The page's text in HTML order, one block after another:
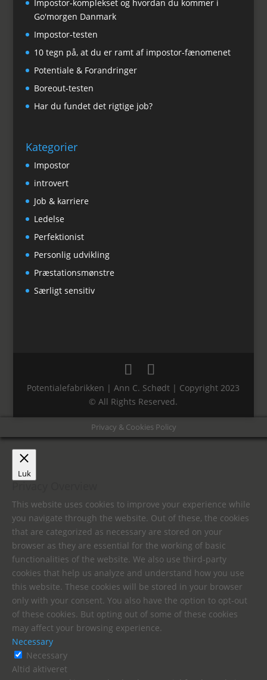
Impostor-komplekset og hvordan du kommer i
Go'morgen Danmark
Impostor-testen
10 tegn på, at du er ramt af impostor-fænomenet
Potentiale & Forandringer
Boreout-testen
Har du fundet det rigtige job?
Kategorier
Impostor
introvert
Job & karriere
Ledelse
Perfektionist
Personlig udvikling
Præstationsmønstre
Særligt sensitiv
Potentialefabrikken | Ann C. Schødt | Copyright 2023
© All Rights Reserved.
Privacy & Cookies Policy
Luk
This website uses cookies to improve your experience while
you navigate through the website. Out of these, the cookies
that are categorized as necessary are stored on your
browser as they are essential for the working of basic
functionalities of the website. We also use third-party
cookies that help us analyze and understand how you use
this website. These cookies will be stored in your browser
only with your consent. You also have the option to opt-out
of these cookies. But opting out of some of these cookies
may affect your browsing experience.
Necessary
Necessary
Altid aktiveret